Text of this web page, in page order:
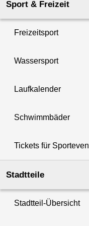
Sport & Freizeit
Freizeitsport
Wassersport
Laufkalender
Schwimmbäder
Tickets für
Stadtteile
Stadtteil-Übersicht